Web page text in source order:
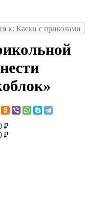
к: Каски с приколами
₽
₽